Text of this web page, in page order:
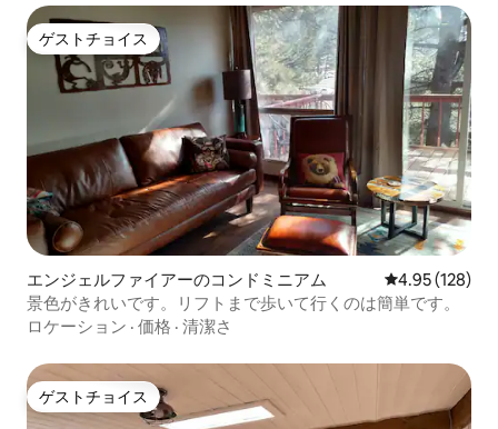
ゲストチョイス
ゲストチョイス
エンジェルファイアーのコンドミニアム レビュー128
4.95 (128)
景色がきれいです。リフトまで歩いて行くのは簡単です。
ロケーション · 価格 · 清潔さ
ゲストチョイス
ゲストチョイス